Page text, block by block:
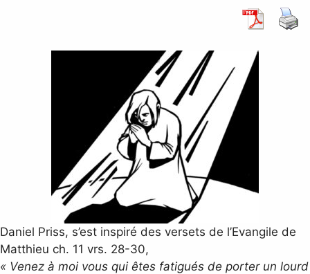
Daniel Priss, s’est inspiré des versets de l’Evangile de
Matthieu ch. 11 vrs. 28-30,
« Venez à moi vous qui êtes fatigués de porter un lourd